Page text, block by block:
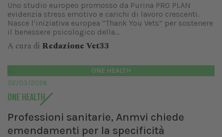
Uno studio europeo promosso da Purina PRO PLAN
evidenzia stress emotivo e carichi di lavoro crescenti.
Nasce l’iniziativa europea “Thank You Vets” per sostenere
il benessere psicologico della...
A cura di Redazione Vet33
ONE HEALTH
02/03/2026
ONE HEALTH
Professioni sanitarie, Anmvi chiede
emendamenti per la specificità